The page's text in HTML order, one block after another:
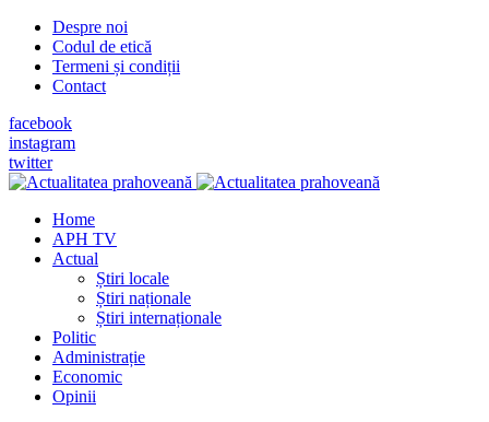
Despre noi
Codul de etică
Termeni și condiții
Contact
facebook
instagram
twitter
Home
APH TV
Actual
Știri locale
Știri naționale
Știri internaționale
Politic
Administrație
Economic
Opinii